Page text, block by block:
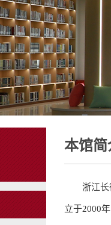
本馆简
浙江
立于2000